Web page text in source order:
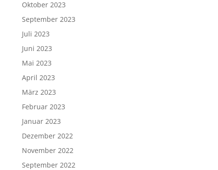
Oktober 2023
September 2023
Juli 2023
Juni 2023
Mai 2023
April 2023
März 2023
Februar 2023
Januar 2023
Dezember 2022
November 2022
September 2022